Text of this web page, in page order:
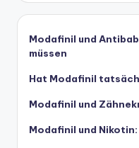
Modafinil und
müssen
Hat Modafinil
Modafinil und
Modafinil und